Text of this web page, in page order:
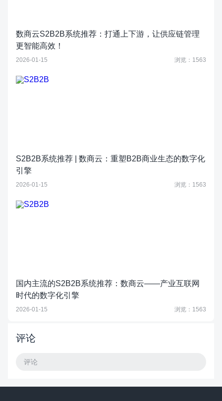
数商云S2B2B系统推荐：打通上下游，让供应链管理
更智能高效！
2026-01-15 浏览：1563
S2B2B系统推荐 | 数商云：重塑B2B商业生态的数字化
引擎
2026-01-15 浏览：1563
国内主流的S2B2B系统推荐：数商云——产业互联网
时代的数字化引擎
2026-01-15 浏览：1563
评论
评论